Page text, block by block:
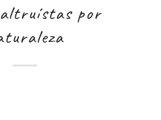
altruístas por